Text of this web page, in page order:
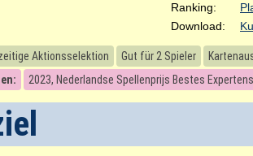
Ranking:
Download:
Aktionsselektion Gut für 2 Spieler
2023, Nederlandse Spellenprijs Bestes